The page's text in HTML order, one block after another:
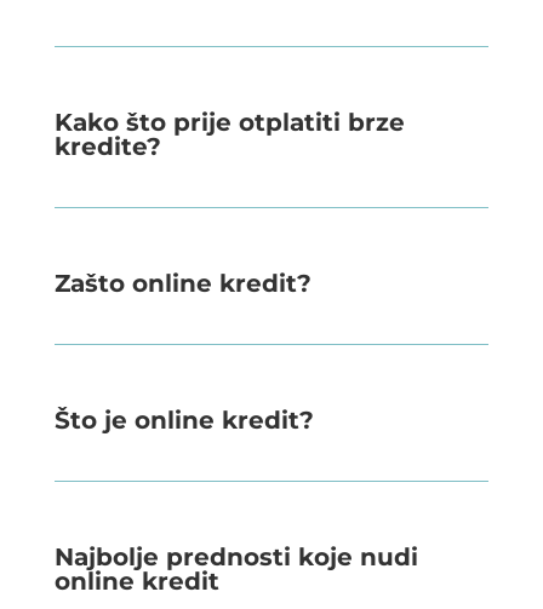
Kako što prije otplatiti brze
kredite?
Zašto online kredit?
Što je online kredit?
Najbolje prednosti koje nudi
online kredit